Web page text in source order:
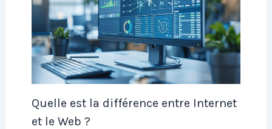
Quelle est la différence entre Internet
et le Web ?